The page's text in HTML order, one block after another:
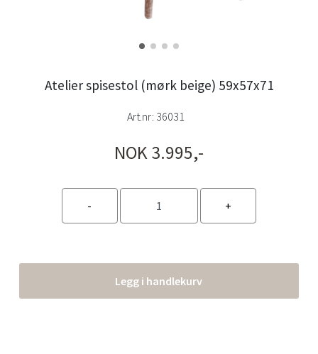
Atelier spisestol (mørk beige) 59x57x71
Art.nr: 36031
NOK 3.995,-
Legg i handlekurv